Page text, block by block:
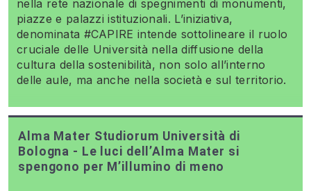
nella rete nazionale di spegnimenti di monumenti,
piazze e palazzi istituzionali. L’iniziativa,
denominata #CAPIRE intende sottolineare il ruolo
cruciale delle Università nella diffusione della
cultura della sostenibilità, non solo all’interno
delle aule, ma anche nella società e sul territorio.
Alma Mater Studiorum Università di
Bologna - Le luci dell’Alma Mater si
spengono per M’illumino di meno